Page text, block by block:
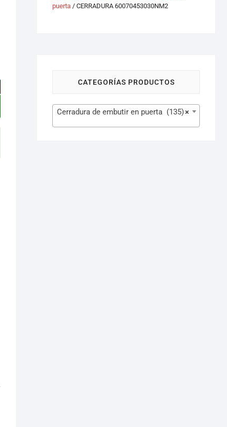
puerta / CERRADURA 60070453030NM2
CATEGORÍAS PRODUCTOS
×
Cerradura de embutir en puerta (135)